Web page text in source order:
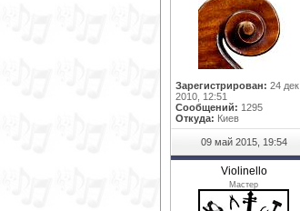
Зарегистрирован: 24 дек
2010, 12:51
Сообщений: 1295
Откуда: Киев
09 май 2015, 19:54
Violinello
Мастер